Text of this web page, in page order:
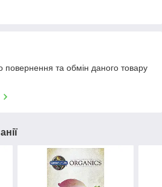
та обмін даного товару